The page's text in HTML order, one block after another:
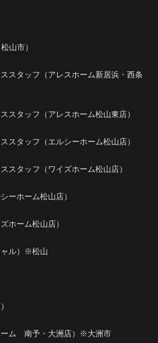
山市）
スタッフ（アレスホーム新居浜・西条
スタッフ（アレスホーム松山東店）
スタッフ（エルシーホーム松山店）
スタッフ（ワイズホーム松山店）
ーホーム松山店）
ホーム松山店）
ャル）※松山
ーム 南予・大洲店）※大洲市